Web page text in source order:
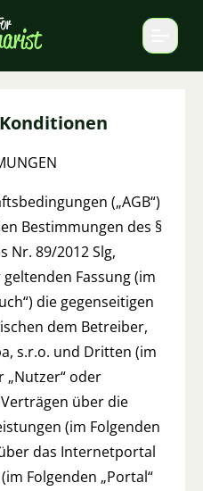
(„AGB“)
Bestimmungen des §
Nr. 89/2012 Slg,
Fassung (im
die gegenseitigen
dem Betreiber,
s.r.o. und Dritten (im
„Nutzer“ oder
über die
(im Folgenden
das Internetportal
Folgenden „Portal“